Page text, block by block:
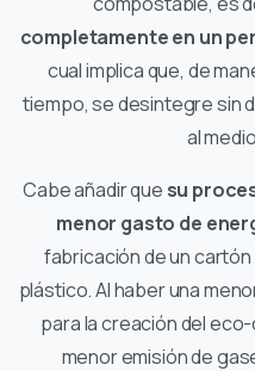
completamente en un
cual implica que, de
tiempo, se desintegre sin
al
Cabe añadir que su
menor gasto de
fabricación de un cartón
plástico. Al haber una
para la creación del
menor emisión de